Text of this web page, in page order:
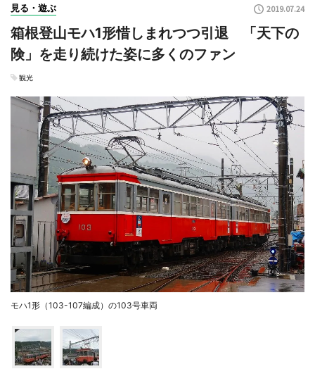
見る・遊ぶ 2019.07.24
箱根登山モハ1形惜しまれつつ引退 「天下の
険」を走り続けた姿に多くのファン
観光
モハ1形（103-107編成）の103号車両